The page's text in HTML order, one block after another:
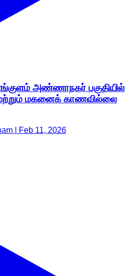
அண்ணாநகர் பகுதியில்
மற்றும் மகனைக் காணவில்லை
| Feb 11, 2026